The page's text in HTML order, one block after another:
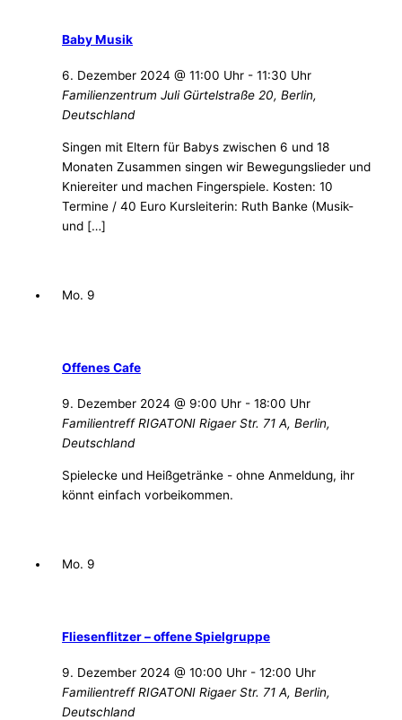
Baby Musik
6. Dezember 2024 @ 11:00 Uhr -11:30 Uhr
Familienzentrum Juli Gürtelstraße 20, Berlin,
Deutschland
Singen mit Eltern für Babys zwischen 6 und 18
Monaten Zusammen singen wir Bewegungslieder und
Kniereiter und machen Fingerspiele. Kosten: 10
Termine / 40 Euro Kursleiterin: Ruth Banke (Musik-
und […]
Mo. 9
Offenes Cafe
9. Dezember 2024 @ 9:00 Uhr -18:00 Uhr
Familientreff RIGATONIRigaer Str. 71 A, Berlin,
Deutschland
Spielecke und Heißgetränke - ohne Anmeldung, ihr
könnt einfach vorbeikommen.
Mo. 9
Fliesenflitzer – offene Spielgruppe
9. Dezember 2024 @ 10:00 Uhr -12:00 Uhr
Familientreff RIGATONIRigaer Str. 71 A, Berlin,
Deutschland